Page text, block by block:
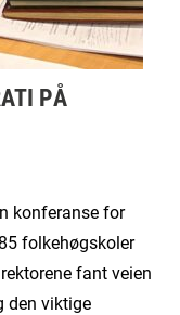
PÅ
konferanse for
folkehøgskoler
fant veien
den viktige